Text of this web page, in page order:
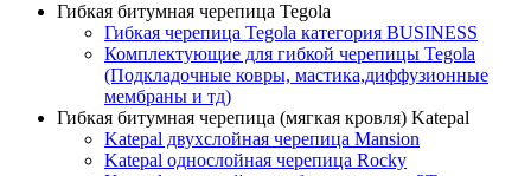
Гибкая битумная черепица Tegola
Гибкая черепица Tegola категория BUSINESS
Комплектующие для гибкой черепицы Tegola
(Подкладочные ковры, мастика,диффузионные
мембраны и тд)
Гибкая битумная черепица (мягкая кровля) Katepal
Katepal двухслойная черепица Mansion
Katepal однослойная черепица Rocky